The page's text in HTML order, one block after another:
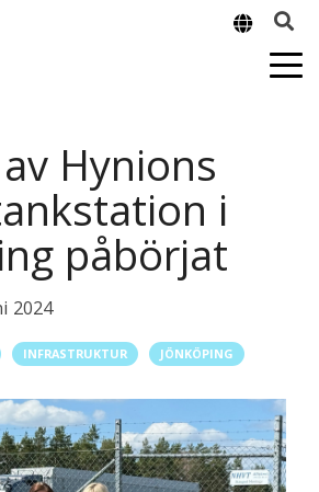
Hynions
i
påbörjat
2024
INFRASTRUKTUR JÖNKÖPING